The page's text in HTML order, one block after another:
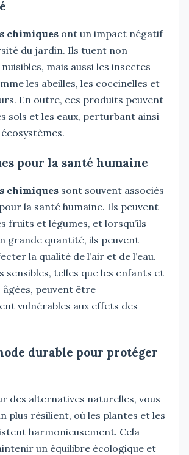
chimiques ont un impact négatif
du jardin. Ils tuent non
mais aussi les insectes
les abeilles, les coccinelles et
En outre, ces produits peuvent
sols et les eaux, perturbant ainsi
pour la santé humaine
chimiques sont souvent associés
la santé humaine. Ils peuvent
fruits et légumes, et lorsqu’ils
grande quantité, ils peuvent
la qualité de l’air et de l’eau.
sensibles, telles que les enfants et
peuvent être
vulnérables aux effets des
durable pour protéger
des alternatives naturelles, vous
plus résilient, où les plantes et les
harmonieusement. Cela
un équilibre écologique et